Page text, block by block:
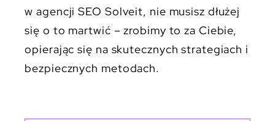
w agencji SEO Solveit, nie musisz dłużej
się o to martwić – zrobimy to za Ciebie,
opierając się na skutecznych strategiach i
bezpiecznych metodach.